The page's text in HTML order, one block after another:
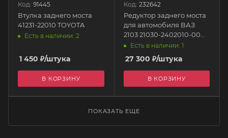
Код: 91445
Втулка заднего моста
41231-22010 TOYOTA
Есть в наличии: 2
1 450 ₽/штука
В КОРЗИНУ
Код: 232642
Редуктор заднего моста
для автомобиля ВАЗ
2103 21030-2402010-00
АВТОСТАНДАРТ
Есть в наличии: 1
27 300 ₽/штука
В КОРЗИНУ
ПОКАЗАТЬ ЕЩЕ